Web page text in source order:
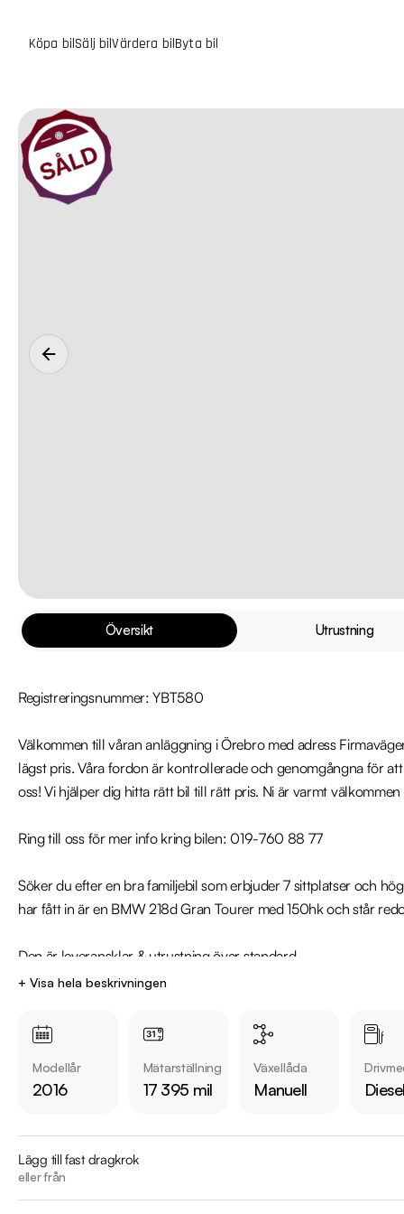
Köpa bilSälj bilVärdera bilByta bil
Översikt Utrustning
Registreringsnummer: YBT580
Välkommen till våran anläggning i Örebro med adress
lägst pris. Våra fordon är kontrollerade och genomgångna för
oss! Vi hjälper dig hitta rätt bil till rätt pris. Ni är varmt
Ring till oss för mer info kring bilen: 019-760 88 77
Söker du efter en bra familjebil som erbjuder 7 sittplatser och
har fått in är en BMW 218d Gran Tourer med 150hk och står
Den är leveransklar & utrustning över standard -
Sport Line, 7-sits, Panoramaglastak, Rattvärme,
och mycket annat!
Jämför denna bil med någon av våra andra BMW 2 Series
bilar på https://www.riddermarkbil.se/kopa-bil/?
Övrig information om bilen:
+ Visa hela beskrivningen
Modellår
2016
Mätarställning
17 395 mil
Växellåda
Manuell Diesel
Lägg till fast dragkrok
eller från